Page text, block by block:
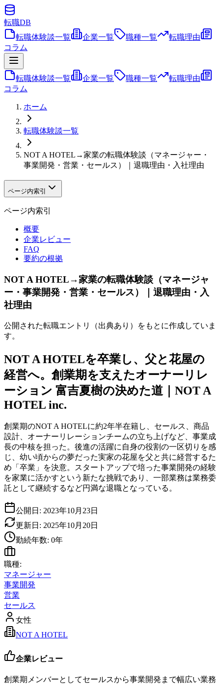
転職DB
転職体験談一覧
企業一覧 職種一覧
転職理由
コラム
転職体験談一覧 企業一覧 職種一覧
転職理由
コラム
ホーム
転職体験談一覧
NOT A HOTEL→家業の転職体験談（マネージャー・
事業開発・営業・セールス）｜退職理由・入社理由
ページ内索引
ページ内索引
概要
企業レビュー
FAQ
要約の根拠
NOT A HOTEL→家業の転職体験談（マネージャ
ー・事業開発・営業・セールス）｜退職理由・入
社理由
公開された転職エントリ（出典あり）をもとに作成していま
す。
NOT A HOTELを卒業し、父と花屋の
経営へ。創業期を支えたオーナーリレ
ーション 富吉夏樹の決めた道｜NOT A
HOTEL inc.
創業期のNOT A HOTELに約2年半在籍し、セールス、商品
設計、オーナーリレーションチームの立ち上げなど、事業成
長の中核を担った。後進の活躍に自身の役割の一区切りを感
じ、幼い頃からの夢だった実家の花屋を父と共に経営するた
め「卒業」を決意。スタートアップで培った事業開発の経験
を家業に活かすという新たな挑戦であり、一部業務は業務委
託として継続するなど円満な退職となっている。
公開日: 2023年10月23日
更新日: 2025年10月20日
勤続年数: 0年
職種:
マネージャー
事業開発
営業
セールス
女性
NOT A HOTEL
企業レビュー
創業期メンバーとしてセールスから事業開発まで幅広い業務